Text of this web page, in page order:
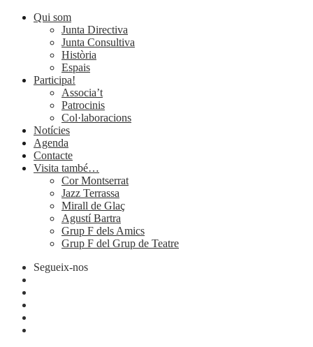
Qui som
Junta Directiva
Junta Consultiva
Història
Espais
Participa!
Associa’t
Patrocinis
Col·laboracions
Notícies
Agenda
Contacte
Visita també…
Cor Montserrat
Jazz Terrassa
Mirall de Glaç
Agustí Bartra
Grup F dels Amics
Grup F del Grup de Teatre
Segueix-nos